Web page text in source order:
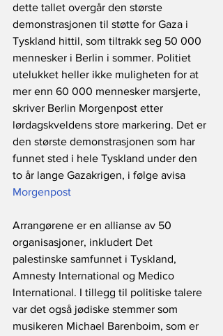
dette tallet overgår den største
demonstrasjonen til støtte for Gaza i
Tyskland hittil, som tiltrakk seg 50 000
mennesker i Berlin i sommer. Politiet
utelukket heller ikke muligheten for at
mer enn 60 000 mennesker marsjerte,
skriver Berlin Morgenpost etter
lørdagskveldens store markering. Det er
den største demonstrasjonen som har
funnet sted i hele Tyskland under den
to år lange Gazakrigen, i følge avisa
Morgenpost
Arrangørene er en allianse av 50
organisasjoner, inkludert Det
palestinske samfunnet i Tyskland,
Amnesty International og Medico
International. I tillegg til politiske talere
var det også jødiske stemmer som
musikeren Michael Barenboim, som er